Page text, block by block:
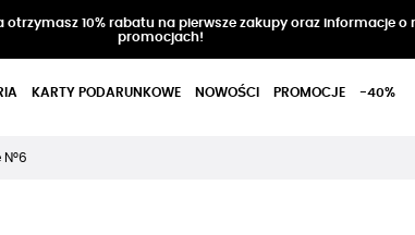
otrzymasz 10% rabatu na pierwsze zakupy oraz informacje o
promocjach!
KARTY PODARUNKOWE NOWOŚCI PROMOCJE -40%